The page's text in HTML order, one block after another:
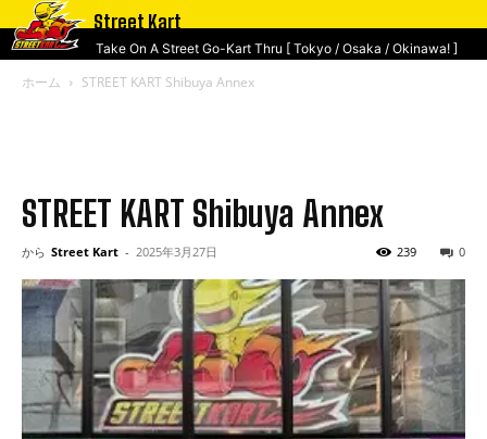
Street Kart
Take On A Street Go-Kart Thru [ Tokyo / Osaka / Okinawa! ]
ホーム STREET KART Shibuya Annex
STREET KART Shibuya Annex
から Street Kart - 2025年3月27日 0
239